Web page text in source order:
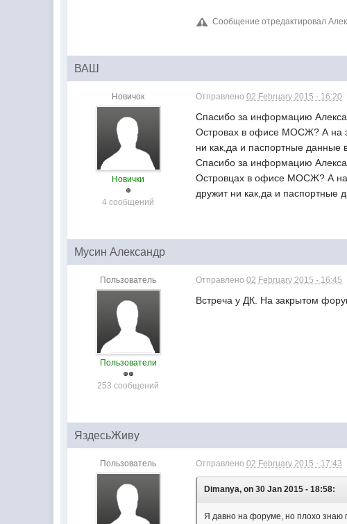
Сообщение отредактировал
ВАШ
Новичок
Новички
4 сообщений
Отправлено02 February 2015 - 16:20
Спасибо за информацию
Островах в офисе МОСЖ? А на
ни как,да и паспортные данные
Спасибо за информацию
Островцах в офисе МОСЖ? А на
дружит ни как,да и паспортные
Мусин Александр
Пользователь
Пользователи
253 сообщений
Отправлено02 February 2015 - 16:45
Встреча у ДК. На закрытом
ЯздесьЖиву
Пользователь Отправлено02 February 2015 - 17:43
Dimanya, on 30 Jan 2015 - 18:58:
Я давно на форуме, но плохо знаю